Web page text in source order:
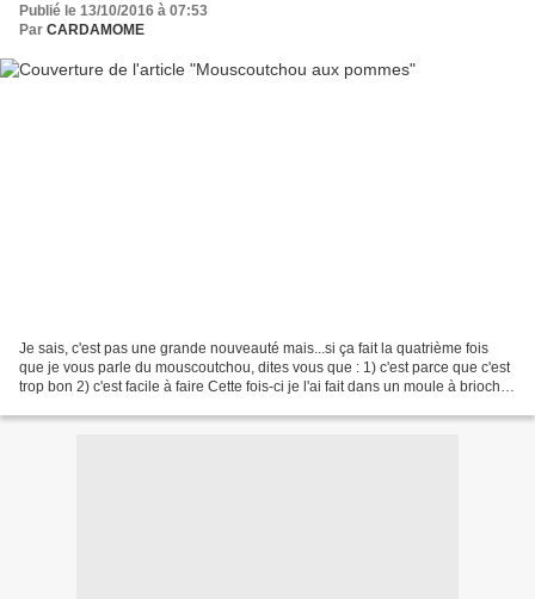
Publié le 13/10/2016 à 07:53
Par CARDAMOME
Je sais, c'est pas une grande nouveauté mais...si ça fait la quatrième fois
que je vous parle du mouscoutchou, dites vous que : 1) c'est parce que c'est
trop bon 2) c'est facile à faire Cette fois-ci je l'ai fait dans un moule à brioche